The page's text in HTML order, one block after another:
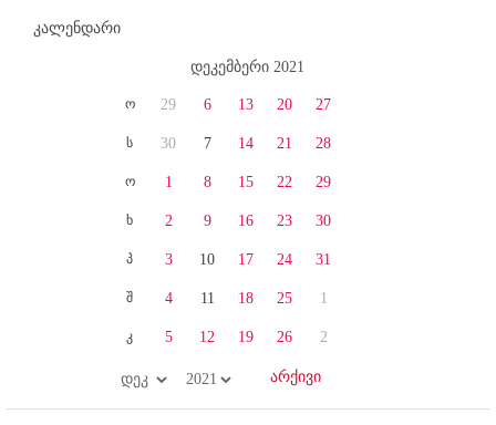
კალენდარი
დეკემბერი 2021
ო
ს
ო
ხ
პ
შ
კ
29
30
1
2
3
4
5
6
7
8
9
10
11
12
13
14
15
16
17
18
19
20
21
22
23
24
25
26
27
28
29
30
31
1
2